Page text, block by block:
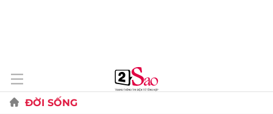
ĐỜI SỐNG